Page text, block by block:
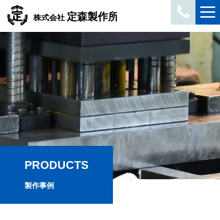
PRODUCTS
製作事例